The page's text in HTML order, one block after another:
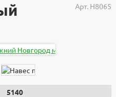
Арт. Н8065
5140